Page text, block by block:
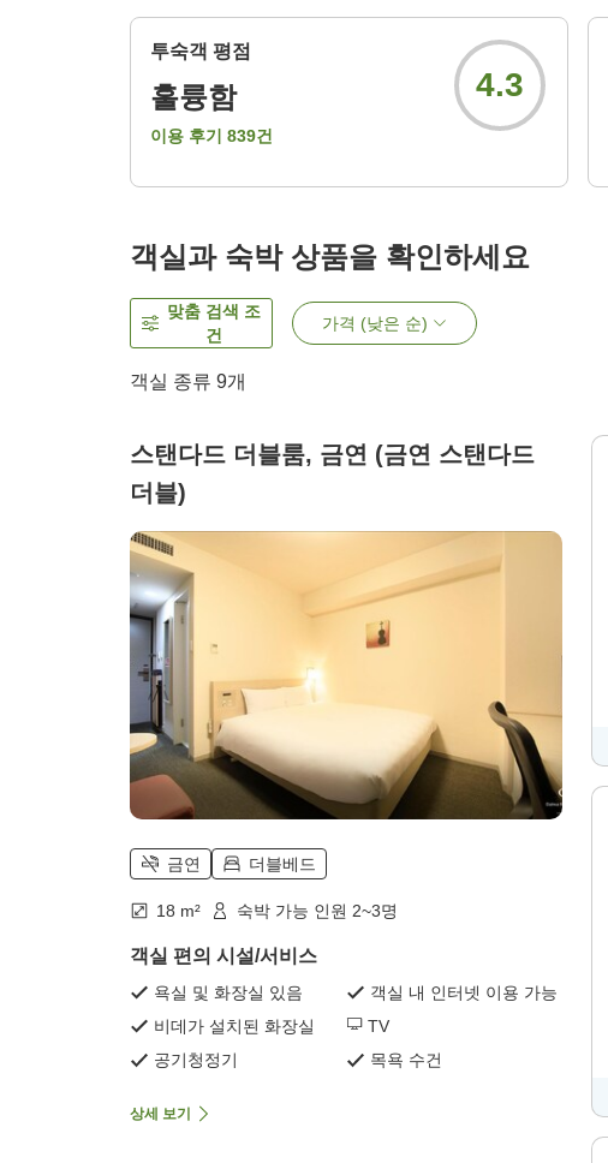
투숙객 평점
훌륭함
이용 후기 839건
4.3
객실과 숙박 상품을 확인하세요
맞춤 검색 조
건
가격 (낮은 순)
객실 종류 9개
스탠다드 더블룸, 금연 (금연 스탠다드
더블)
금연 더블베드
18 m² 숙박 가능 인원 2~3명
객실 편의 시설/서비스
욕실 및 화장실 있음
객실 내 인터넷 이용 가능
비데가 설치된 화장실
TV
공기청정기
목욕 수건
상세 보기